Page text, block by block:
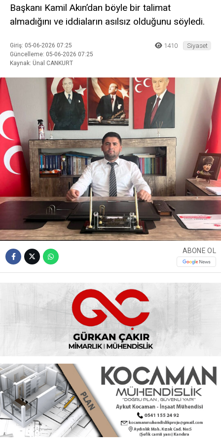
Başkanı Kamil Akın’dan böyle bir talimat
almadığını ve iddiaların asılsız olduğunu söyledi.
Giriş: 05-06-2026 07:25
Güncelleme: 05-06-2026 07:25
Kaynak: Ünal CANKURT
1410 Siyaset
ABONE OL